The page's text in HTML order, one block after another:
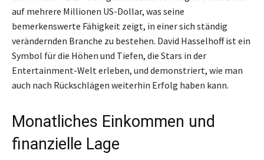
auf mehrere Millionen US-Dollar, was seine
bemerkenswerte Fähigkeit zeigt, in einer sich ständig
verändernden Branche zu bestehen. David Hasselhoff ist ein
Symbol für die Höhen und Tiefen, die Stars in der
Entertainment-Welt erleben, und demonstriert, wie man
auch nach Rückschlägen weiterhin Erfolg haben kann.
Monatliches Einkommen und
finanzielle Lage